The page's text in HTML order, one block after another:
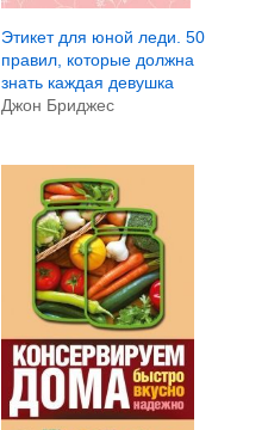
Этикет для юной леди. 50
правил, которые должна
знать каждая девушка
Джон Бриджес